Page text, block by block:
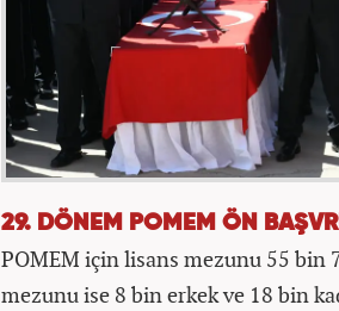
29. DÖNEM POMEM ÖN
POMEM için lisans mezunu 55 bin
mezunu ise 8 bin erkek ve 18 bin